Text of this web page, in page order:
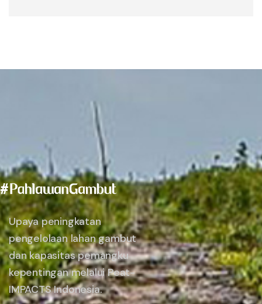
Upaya peningkatan
pengelolaan lahan gambut
dan kapasitas pemangku
kepentingan melalui Peat-
IMPACTS Indonesia.